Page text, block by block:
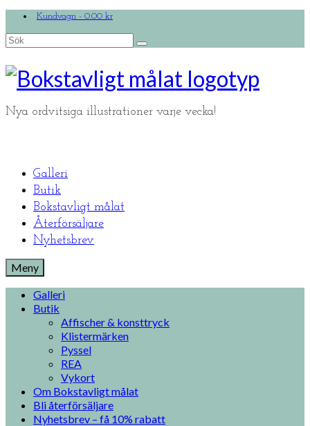
Kundvagn - 0.00 kr
Search
Nya ordvitsiga illustrationer varje vecka!
Galleri
Butik
Bokstavligt målat
Återförsäljare
Nyhetsbrev
Meny
Galleri
Butik
Affischer & konsttryck
Klistermärken
Pyssel
REA
Vykort
Om Bokstavligt målat
Bli återförsäljare
Nyhetsbrev – få 10% rabatt